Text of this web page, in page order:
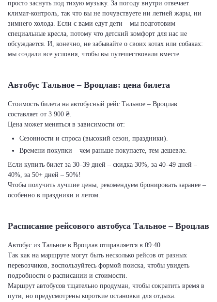
просто заснуть под тихую музыку. За погоду внутри отвечает
климат-контроль, так что вы не почувствуете ни летней жары, ни
зимнего холода. Если с вами едут дети – мы подготовим
специальные кресла, потому что детский комфорт для нас не
обсуждается. И, конечно, не забывайте о своих котах или собаках:
мы создали все условия, чтобы вы путешествовали вместе.
Автобус Тальное – Вроцлав: цена билета
Стоимость билета на автобусный рейс Тальное – Вроцлав
составляет от 3 900 ₴.
Цена может меняться в зависимости от:
Сезонности и спроса (высокий сезон, праздники).
Времени покупки – чем раньше покупаете, тем дешевле.
Если купить билет за 30–39 дней – скидка 30%, за 40–49 дней –
40%, за 50+ дней – 50%!
Чтобы получить лучшие цены, рекомендуем бронировать заранее –
особенно в праздники и летом.
Расписание рейсового автобуса Тальное – Вроцлав
Автобус из Тальное в Вроцлав отправляется в 09:40.
Так как на маршруте могут быть несколько рейсов от разных
перевозчиков, воспользуйтесь формой поиска, чтобы увидеть
подробности о расписании и стоимости.
Маршрут автобусов тщательно продуман, чтобы сократить время в
пути, но предусмотрены короткие остановки для отдыха.